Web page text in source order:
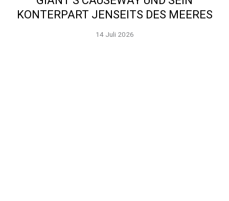
KONTERPART JENSEITS DES MEERES
14 Juli 2026